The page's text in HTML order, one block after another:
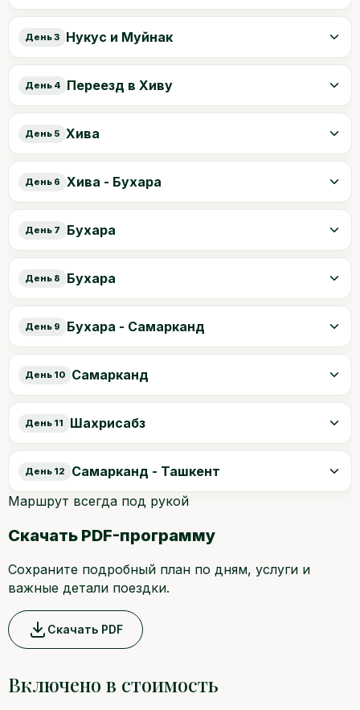
День 3 Нукус и Муйнак
День 4 Переезд в Хиву
День 5 Хива
День 6 Хива - Бухара
День 7 Бухара
День 8 Бухара
День 9 Бухара - Самарканд
День 10 Самарканд
День 11 Шахрисабз
День 12
Самарканд - Ташкент
Маршрут всегда под рукой
Скачать PDF-программу
Сохраните подробный план по дням, услуги и
важные детали поездки.
Скачать PDF
Включено в стоимость